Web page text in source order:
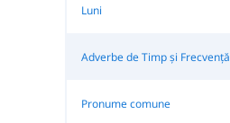
Luni
Adverbe de Timp și Frecvență
Pronume comune